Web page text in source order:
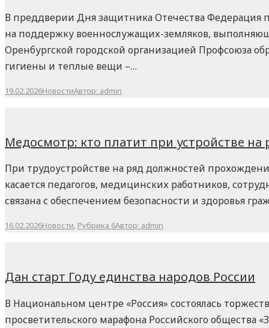
В преддверии Дня защитника Отечества Федерация
на поддержку военнослужащих-земляков,
Оренбургской городской организацией Профсоюза
гигиены и теплые вещи –…
19.02.2026НовостиАвтор: admin
Медосмотр: кто платит при устройстве на
При трудоустройстве на ряд должностей
касается педагогов, медицинских работников,
связана с обеспечением безопасности и здоровья
16.02.2026Новости, Рубрика 6Автор: admin
Дан старт Году единства народов России
В Национальном центре «Россия» состоялась
просветительского марафона Российского